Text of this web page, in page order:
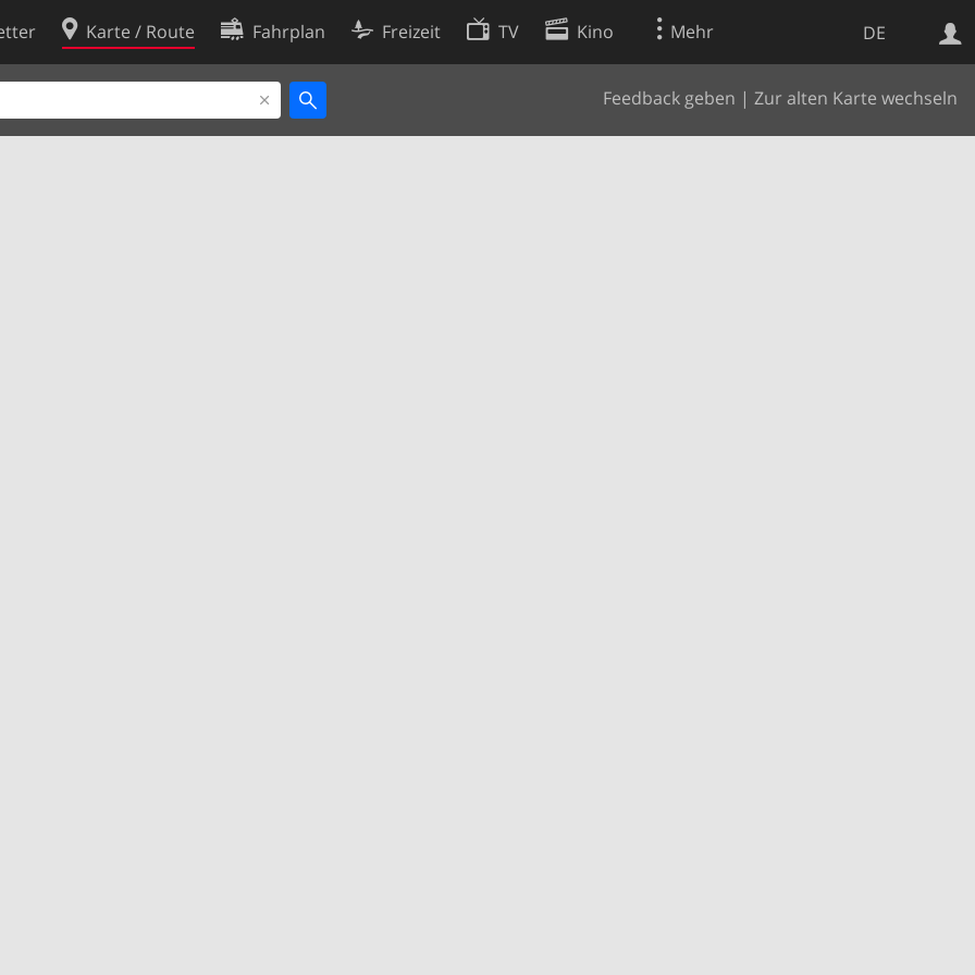
DE
Karte / Route Fahrplan Freizeit TV Kino Mehr
Feedback geben | Zur alten Karte wechseln
Websuche
Cookie-Richtlinie
Cookie-Einstellungen